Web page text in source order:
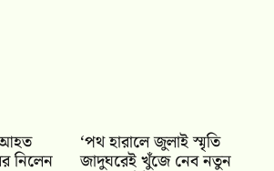
আহত
নিলেন
‘পথ হারালে জুলাই স্মৃতি
জাদুঘরেই খুঁজে নেব নতুন